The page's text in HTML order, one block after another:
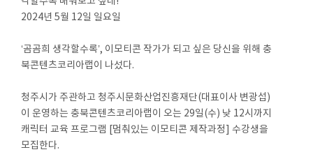
2024년 5월 12일 일요일
‘곰곰희 생각할수록’, 이모티콘 작가가 되고 싶은 당신을 위해 충
북콘텐츠코리아랩이 나섰다.
청주시가 주관하고 청주시문화산업진흥재단(대표이사 변광섭)
이 운영하는 충북콘텐츠코리아랩이 오는 29일(수) 낮 12시까지
캐릭터 교육 프로그램 [멈춰있는 이모티콘 제작과정] 수강생을
모집한다.